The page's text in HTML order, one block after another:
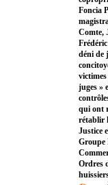
Foncia
Comte,
déni de
juges »
qui ont
rétablir
Justice
Groupe
Ordres